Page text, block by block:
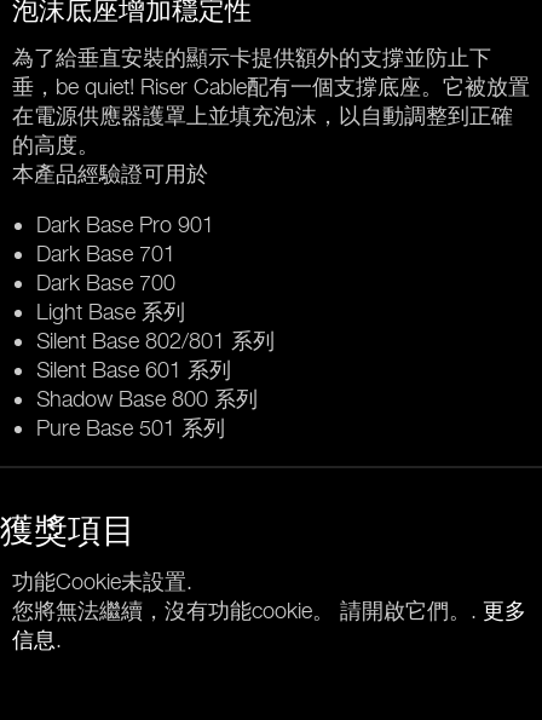
泡沫底座增加穩定性
為了給垂直安裝的顯示卡提供額外的支撐並防止下
垂，be quiet! Riser Cable配有一個支撐底座。它被放置
在電源供應器護罩上並填充泡沫，以自動調整到正確
的高度。
本產品經驗證可用於
Dark Base Pro 901
Dark Base 701
Dark Base 700
Light Base 系列
Silent Base 802/801 系列
Silent Base 601 系列
Shadow Base 800 系列
Pure Base 501 系列
獲獎項目
功能Cookie未設置.
您將無法繼續，沒有功能cookie。 請開啟它們。. 更多
信息.